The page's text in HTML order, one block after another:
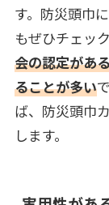
す。防災頭巾
もぜひチェッ
会の認定があ
ることが多い
ば、防災頭巾
します。